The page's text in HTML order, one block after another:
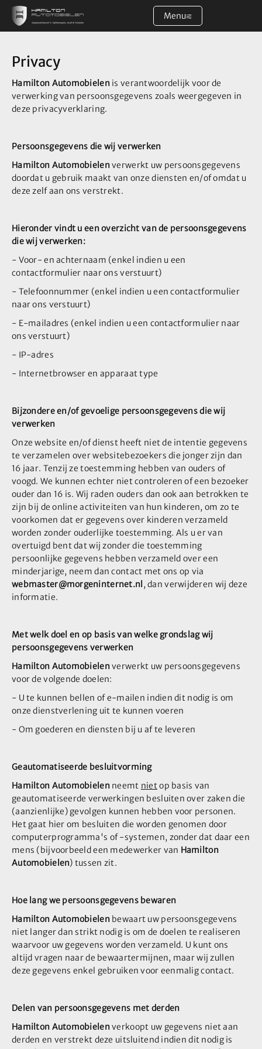
Menu
Home
Aanbod
Diensten
Over ons
Verkocht
Contact
Direct contact
Adres
Industrieweg 8
5627 BS Eindhoven
info@hamiltonautomobielen.nl
+31 (0) 6 15 08 15 48
Openingstijden
Tip! Bel even van te voren om teleurstelling te
Privacy
Hamilton Automobielenis verantwoordelijk voor de
verwerking van persoonsgegevens zoals weergegeven in
deze privacyverklaring.
Persoonsgegevens die wij verwerken
Hamilton Automobielenverwerkt uw persoonsgegevens
doordat u gebruik maakt van onze diensten en/of omdat u
deze zelf aan ons verstrekt.
Hieronder vindt u een overzicht van de persoonsgegevens
die wij verwerken:
- Voor- en achternaam (enkel indien u een
contactformulier naar ons verstuurt)
- Telefoonnummer (enkel indien u een contactformulier
naar ons verstuurt)
- E-mailadres (enkel indien u een contactformulier naar
ons verstuurt)
- IP-adres
- Internetbrowser en apparaat type
Bijzondere en/of gevoelige persoonsgegevens die wij
verwerken
Onze website en/of dienst heeft niet de intentie gegevens
te verzamelen over websitebezoekers die jonger zijn dan
16 jaar. Tenzij ze toestemming hebben van ouders of
voogd. We kunnen echter niet controleren of een bezoeker
ouder dan 16 is. Wij raden ouders dan ook aan betrokken te
zijn bij de online activiteiten van hun kinderen, om zo te
voorkomen dat er gegevens over kinderen verzameld
worden zonder ouderlijke toestemming. Als u er van
overtuigd bent dat wij zonder die toestemming
persoonlijke gegevens hebben verzameld over een
minderjarige, neem dan contact met ons op via
webmaster@morgeninternet.nl , dan verwijderen wij deze
informatie.
Met welk doel en op basis van welke grondslag wij
persoonsgegevens verwerken
Hamilton Automobielenverwerkt uw persoonsgegevens
voor de volgende doelen:
- U te kunnen bellen of e-mailen indien dit nodig is om
onze dienstverlening uit te kunnen voeren
- Om goederen en diensten bij u af te leveren
Geautomatiseerde besluitvorming
Hamilton Automobielenneemt nietop basis van
geautomatiseerde verwerkingen besluiten over zaken die
(aanzienlijke) gevolgen kunnen hebben voor personen.
Het gaat hier om besluiten die worden genomen door
computerprogramma's of -systemen, zonder dat daar een
mens (bijvoorbeeld een medewerker van Hamilton
Automobielen) tussen zit.
Hoe lang we persoonsgegevens bewaren
Hamilton Automobielenbewaart uw persoonsgegevens
niet langer dan strikt nodig is om de doelen te realiseren
waarvoor uw gegevens worden verzameld. U kunt ons
altijd vragen naar de bewaartermijnen, maar wij zullen
deze gegevens enkel gebruiken voor eenmalig contact.
Delen van persoonsgegevens met derden
Hamilton Automobielenverkoopt uw gegevens niet aan
derden en verstrekt deze uitsluitend indien dit nodig is